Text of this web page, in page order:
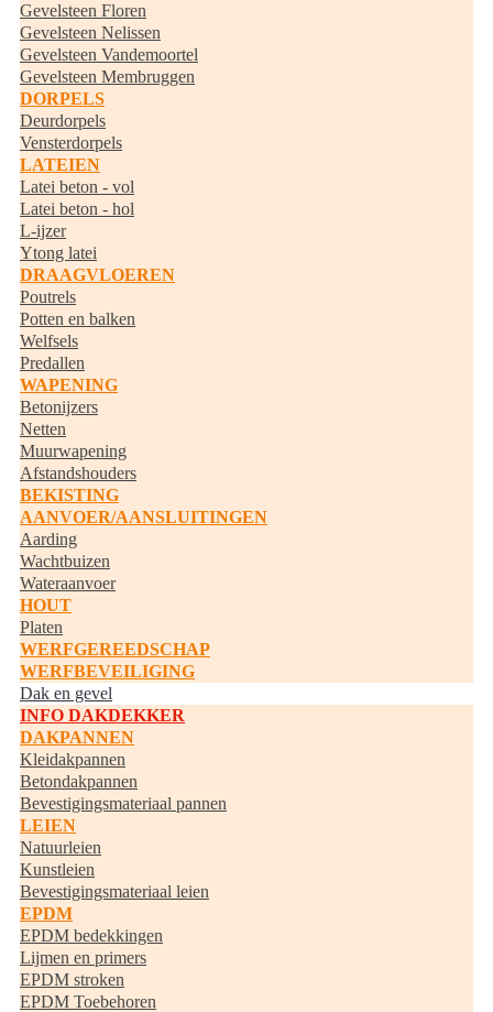
Gevelsteen Floren
Gevelsteen Nelissen
Gevelsteen Vandemoortel
Gevelsteen Membruggen
DORPELS
Deurdorpels
Vensterdorpels
LATEIEN
Latei beton - vol
Latei beton - hol
L-ijzer
Ytong latei
DRAAGVLOEREN
Poutrels
Potten en balken
Welfsels
Predallen
WAPENING
Betonijzers
Netten
Muurwapening
Afstandshouders
BEKISTING
AANVOER/AANSLUITINGEN
Aarding
Wachtbuizen
Wateraanvoer
HOUT
Platen
WERFGEREEDSCHAP
WERFBEVEILIGING
Dak en gevel
INFO DAKDEKKER
DAKPANNEN
Kleidakpannen
Betondakpannen
Bevestigingsmateriaal pannen
LEIEN
Natuurleien
Kunstleien
Bevestigingsmateriaal leien
EPDM
EPDM bedekkingen
Lijmen en primers
EPDM stroken
EPDM Toebehoren